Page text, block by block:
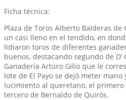
Ficha técnica:
Plaza de Toros Alberto Balderas
un casi lleno en el tendido, en
lidiaron toros de diferentes
buenos, destacando segundo de
Ganadería Arturo Gilio que le
lote de El Payo se dejó meter
lucimiento al queretano, el
tercero de Bernaldo de Quirós.